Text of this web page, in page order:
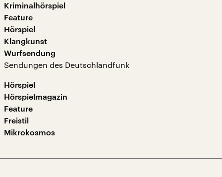
Kriminalhörspiel
Feature
Hörspiel
Klangkunst
Wurfsendung
Sendungen des Deutschlandfunk
Hörspiel
Hörspielmagazin
Feature
Freistil
Mikrokosmos